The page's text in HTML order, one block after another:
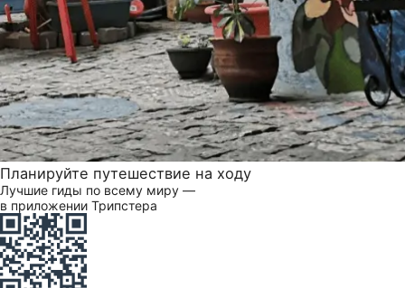
Планируйте путешествие на ходу
Лучшие гиды по всему миру —
в приложении Трипстера